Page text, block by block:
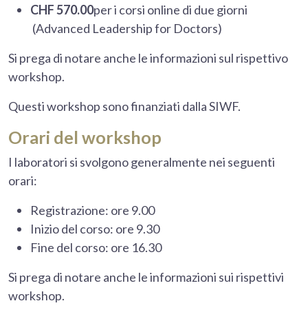
CHF 570.00per i corsi online di due giorni
(Advanced Leadership for Doctors)
Si prega di notare anche le informazioni sul rispettivo
workshop.
Questi workshop sono finanziati dalla SIWF.
Orari del workshop
I laboratori si svolgono generalmente nei seguenti
orari:
Registrazione: ore 9.00
Inizio del corso: ore 9.30
Fine del corso: ore 16.30
Si prega di notare anche le informazioni sui rispettivi
workshop.